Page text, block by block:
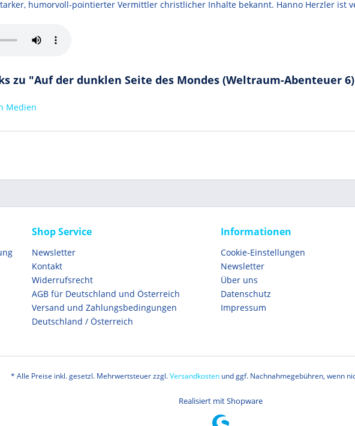
humorvoll-pointierter Vermittler christlicher Inhalte bekannt. Hanno Herzler ist
zu "Auf der dunklen Seite des Mondes (Weltraum-Abenteuer
Medien
Shop Service
Newsletter
Kontakt
Widerrufsrecht
AGB für Deutschland und Österreich
Versand und Zahlungsbedingungen
Deutschland / Österreich
Informationen
Cookie-Einstellungen
Newsletter
Über uns
Datenschutz
Impressum
* Alle Preise inkl. gesetzl. Mehrwertsteuer zzgl.Versandkostenund ggf. Nachnahmegebühren, wenn
Realisiert mit Shopware